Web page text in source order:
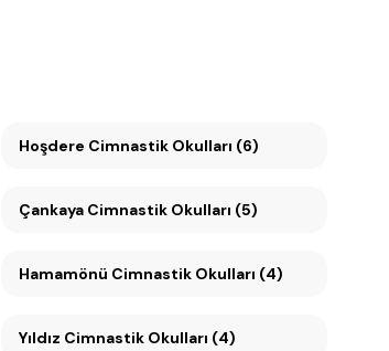
Hoşdere Cimnastik Okulları (6)
Çankaya Cimnastik Okulları (5)
Hamamönü Cimnastik Okulları (4)
Yıldız Cimnastik Okulları (4)